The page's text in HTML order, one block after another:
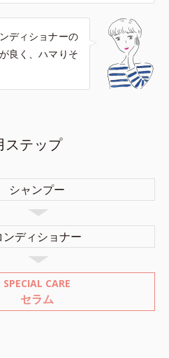
ディショナーの
良く、ハマりそ
ステップ
シャンプー
ンディショナー
SPECIAL CARE
セラム